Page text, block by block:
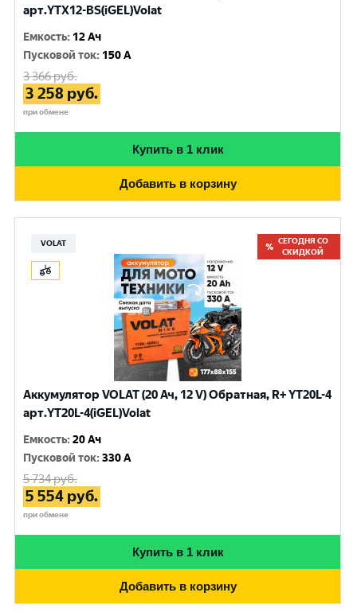
арт.YTX12-BS(iGEL)Volat
Емкость: 12 Ач
Пусковой ток: 150 A
3 366руб.
3 258 руб.
при обмене
Купить в 1 клик
Добавить в корзину
VOLAT
СЕГОДНЯ СО
СКИДКОЙ
Аккумулятор VOLAT (20 Ач, 12 V) Обратная, R+ YT20L-4
арт.YT20L-4(iGEL)Volat
Емкость:20 Ач
Пусковой ток:330 A
5 734руб.
5 554 руб.
при обмене
Купить в 1 клик
Добавить в корзину